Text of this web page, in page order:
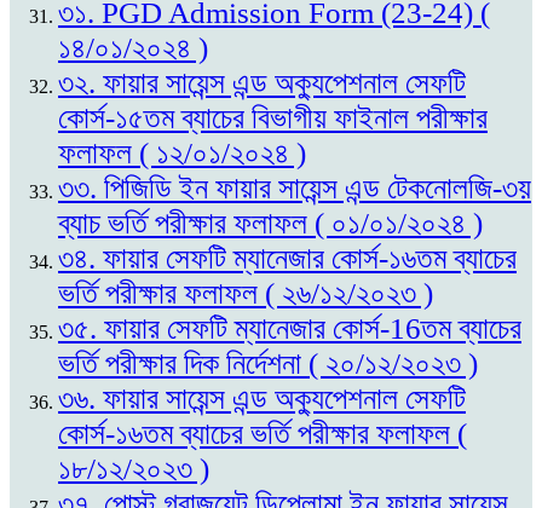
৩১. PGD Admission Form (23-24) (
১৪/০১/২০২৪ )
৩২. ফায়ার সায়েন্স এন্ড অক্যুপেশনাল সেফটি
কোর্স-১৫তম ব্যাচের বিভাগীয় ফাইনাল পরীক্ষার
ফলাফল ( ১২/০১/২০২৪ )
৩৩. পিজিডি ইন ফায়ার সায়েন্স এন্ড টেকনোলজি-৩য়
ব্যাচ ভর্তি পরীক্ষার ফলাফল ( ০১/০১/২০২৪ )
৩৪. ফায়ার সেফটি ম্যানেজার কোর্স-১৬তম ব্যাচের
ভর্তি পরীক্ষার ফলাফল ( ২৬/১২/২০২৩ )
৩৫. ফায়ার সেফটি ম্যানেজার কোর্স-16তম ব্যাচের
ভর্তি পরীক্ষার দিক নির্দেশনা ( ২০/১২/২০২৩ )
৩৬. ফায়ার সায়েন্স এন্ড অক্যুপেশনাল সেফটি
কোর্স-১৬তম ব্যাচের ভর্তি পরীক্ষার ফলাফল (
১৮/১২/২০২৩ )